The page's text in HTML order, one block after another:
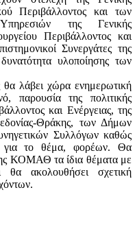
Περιβάλλοντος και των
της Γενικής
Περιβάλλοντος και
Συνεργάτες της
υλοποίησης των
θα λάβει χώρα ενημερωτική
παρουσία της πολιτικής
και Ενέργειας, της
Θράκης, των Δήμων
Συλλόγων καθώς
για το θέμα, φορέων. Θα
ΚΟΜΑΘ τα ίδια θέματα με
θα ακολουθήσει σχετική